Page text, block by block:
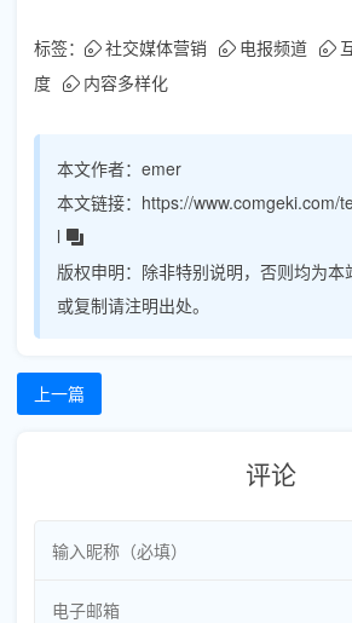
标签： 社交媒体营销 电报频道
度
内容多样化
本文作者： emer
本文链接： https://www.comgeki.com/
l
版权申明： 除非特别说明，否则均为
或复制请注明出处。
上一篇
评论